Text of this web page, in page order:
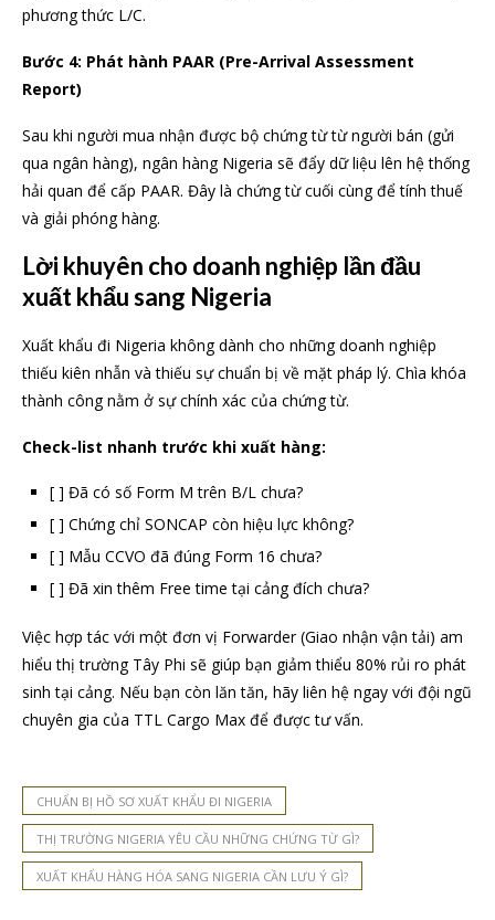
phương thức L/C.
Bước 4: Phát hành PAAR (Pre-Arrival Assessment
Report)
Sau khi người mua nhận được bộ chứng từ từ người bán (gửi
qua ngân hàng), ngân hàng Nigeria sẽ đẩy dữ liệu lên hệ thống
hải quan để cấp PAAR. Đây là chứng từ cuối cùng để tính thuế
và giải phóng hàng.
Lời khuyên cho doanh nghiệp lần đầu
xuất khẩu sang Nigeria
Xuất khẩu đi Nigeria không dành cho những doanh nghiệp
thiếu kiên nhẫn và thiếu sự chuẩn bị về mặt pháp lý. Chìa khóa
thành công nằm ở sự chính xác của chứng từ.
Check-list nhanh trước khi xuất hàng:
[ ] Đã có số Form M trên B/L chưa?
[ ] Chứng chỉ SONCAP còn hiệu lực không?
[ ] Mẫu CCVO đã đúng Form 16 chưa?
[ ] Đã xin thêm Free time tại cảng đích chưa?
Việc hợp tác với một đơn vị Forwarder (Giao nhận vận tải) am
hiểu thị trường Tây Phi sẽ giúp bạn giảm thiểu 80% rủi ro phát
sinh tại cảng. Nếu bạn còn lăn tăn, hãy liên hệ ngay với đội ngũ
chuyên gia của TTL Cargo Max để được tư vấn.
CHUẨN BỊ HỒ SƠ XUẤT KHẨU ĐI NIGERIA
THỊ TRƯỜNG NIGERIA YÊU CẦU NHỮNG CHỨNG TỪ GÌ?
XUẤT KHẨU HÀNG HÓA SANG NIGERIA CẦN LƯU Ý GÌ?